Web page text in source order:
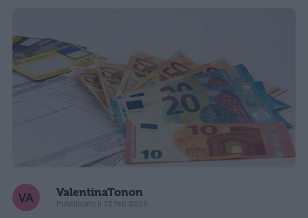
ValentinaTonon
Pubblicato il 13 feb 2025